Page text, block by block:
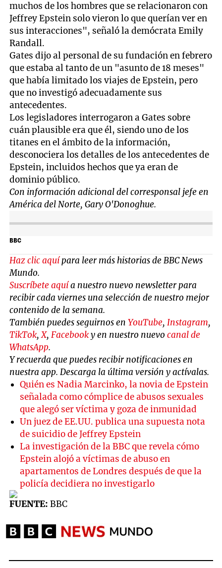
muchos de los hombres que se relacionaron con
Jeffrey Epstein solo vieron lo que querían ver en
sus interacciones", señaló la demócrata Emily
Randall.
Gates dijo al personal de su fundación en febrero
que estaba al tanto de un "asunto de 18 meses"
que había limitado los viajes de Epstein, pero
que no investigó adecuadamente sus
antecedentes.
Los legisladores interrogaron a Gates sobre
cuán plausible era que él, siendo uno de los
titanes en el ámbito de la información,
desconociera los detalles de los antecedentes de
Epstein, incluidos hechos que ya eran de
dominio público.
Con información adicional del corresponsal jefe en
América del Norte, Gary O'Donoghue.
BBC
Haz clic aquípara leer más historias de BBC News
Mundo.
Suscríbete aquía nuestro nuevo newsletter para
recibir cada viernes una selección de nuestro mejor
contenido de la semana.
También puedes seguirnos enYouTube,Instagram,
TikTok,X,Facebooky en nuestro nuevocanal de
WhatsApp.
Y recuerda que puedes recibir notificaciones en
nuestra app. Descarga la última versión y actívalas.
Quién es Nadia Marcinko, la novia de Epstein
señalada como cómplice de abusos sexuales
que alegó ser víctima y goza de inmunidad
Un juez de EE.UU. publica una supuesta nota
de suicidio de Jeffrey Epstein
La investigación de la BBC que revela cómo
Epstein alojó a víctimas de abuso en
apartamentos de Londres después de que la
policía decidiera no investigarlo
FUENTE: BBC